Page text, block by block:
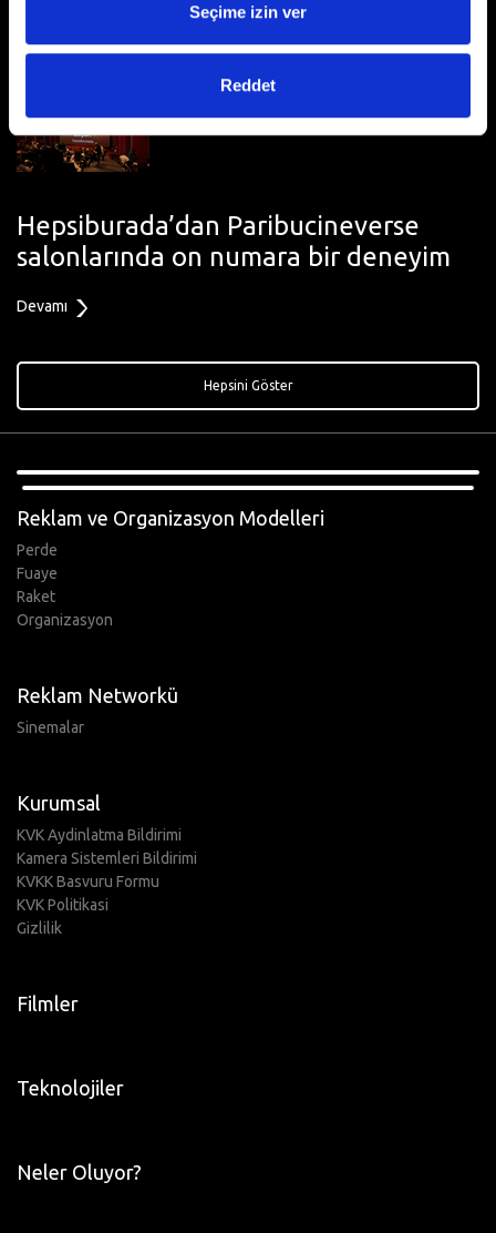
Seçime izin ver
Reddet
Hepsiburada’dan Paribucineverse
salonlarında on numara bir deneyim
Devamı
Hepsini Göster
Reklam ve Organizasyon Modelleri
Perde
Fuaye
Raket
Organizasyon
Reklam Networkü
Sinemalar
Kurumsal
KVK Aydinlatma Bildirimi
Kamera Sistemleri Bildirimi
KVKK Basvuru Formu
KVK Politikasi
Gizlilik
Filmler
Teknolojiler
Neler Oluyor?